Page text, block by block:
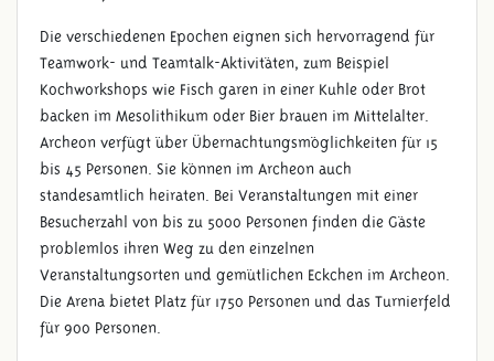
Die verschiedenen Epochen eignen sich hervorragend für
Teamwork- und Teamtalk-Aktivitäten, zum Beispiel
Kochworkshops wie Fisch garen in einer Kuhle oder Brot
backen im Mesolithikum oder Bier brauen im Mittelalter.
Archeon verfügt über Übernachtungsmöglichkeiten für 15
bis 45 Personen. Sie können im Archeon auch
standesamtlich heiraten. Bei Veranstaltungen mit einer
Besucherzahl von bis zu 5000 Personen finden die Gäste
problemlos ihren Weg zu den einzelnen
Veranstaltungsorten und gemütlichen Eckchen im Archeon.
Die Arena bietet Platz für 1750 Personen und das Turnierfeld
für 900 Personen.